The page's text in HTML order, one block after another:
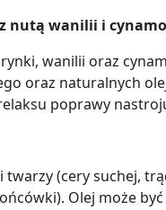
z nutą wanilii i
wanilii oraz
oraz naturalnych
poprawy
(cery suchej,
Olej może